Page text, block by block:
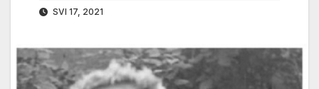
SVI 17, 2021